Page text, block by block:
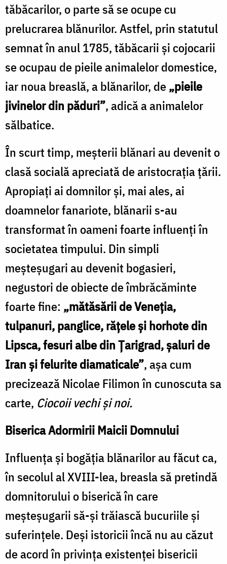
tăbăcarilor, o parte să se ocupe cu
prelucrarea blănurilor. Astfel, prin statutul
semnat în anul 1785, tăbăcarii și cojocarii
se ocupau de pieile animalelor domestice,
iar noua breaslă, a blănarilor, de„pieile
jivinelor din păduri”, adică a animalelor
sălbatice.
În scurt timp, meșterii blănari au devenit o
clasă socială apreciată de aristocrația țării.
Apropiați ai domnilor și, mai ales, ai
doamnelor fanariote, blănarii s-au
transformat în oameni foarte influenți în
societatea timpului. Din simpli
meșteșugari au devenit bogasieri,
negustori de obiecte de îmbrăcăminte
foarte fine: „mătăsării de Veneția,
tulpanuri, panglice, rățele și horhote din
Lipsca, fesuri albe din Țarigrad, șaluri de
Iran și felurite diamaticale”, așa cum
precizează Nicolae Filimon în cunoscuta sa
carte, Ciocoii vechi și noi.
Biserica Adormirii Maicii Domnului
Influența și bogăția blănarilor au făcut ca,
în secolul al XVIII-lea, breasla să pretindă
domnitorului o biserică în care
meșteșugarii să-și trăiască bucuriile și
suferințele. Deși istoricii încă nu au căzut
de acord în privința existenței bisericii